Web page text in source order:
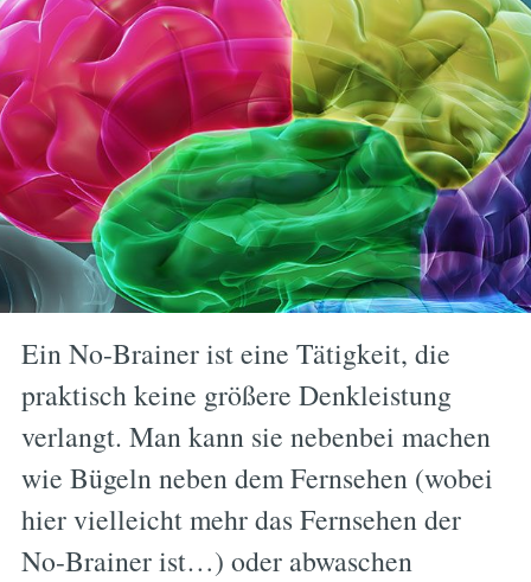
Ein No-Brainer ist eine Tätigkeit, die
praktisch keine größere Denkleistung
verlangt. Man kann sie nebenbei machen
wie Bügeln neben dem Fernsehen (wobei
hier vielleicht mehr das Fernsehen der
No-Brainer ist…) oder abwaschen